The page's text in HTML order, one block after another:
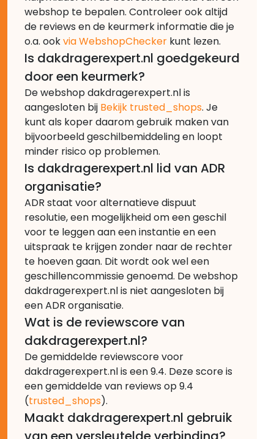
webshop te bepalen. Controleer ook altijd
de reviews en de keurmerk informatie die je
o.a. ookvia WebshopChecker kunt lezen.
Is dakdragerexpert.nl goedgekeurd
door een keurmerk?
De webshop dakdragerexpert.nl is
aangesloten bij Bekijk trusted_shops. Je
kunt als koper daarom gebruik maken van
bijvoorbeeld geschilbemiddeling en loopt
minder risico op problemen.
Is dakdragerexpert.nl lid van ADR
organisatie?
ADR staat voor alternatieve dispuut
resolutie, een mogelijkheid om een geschil
voor te leggen aan een instantie en een
uitspraak te krijgen zonder naar de rechter
te hoeven gaan. Dit wordt ook wel een
geschillencommissie genoemd. De webshop
dakdragerexpert.nl is niet aangesloten bij
een ADR organisatie.
Wat is de reviewscore van
dakdragerexpert.nl?
De gemiddelde reviewscore voor
dakdragerexpert.nl is een 9.4. Deze score is
een gemiddelde van reviews op 9.4
(trusted_shops).
Maakt dakdragerexpert.nl gebruik